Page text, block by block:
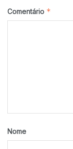
Comentário *
Nome